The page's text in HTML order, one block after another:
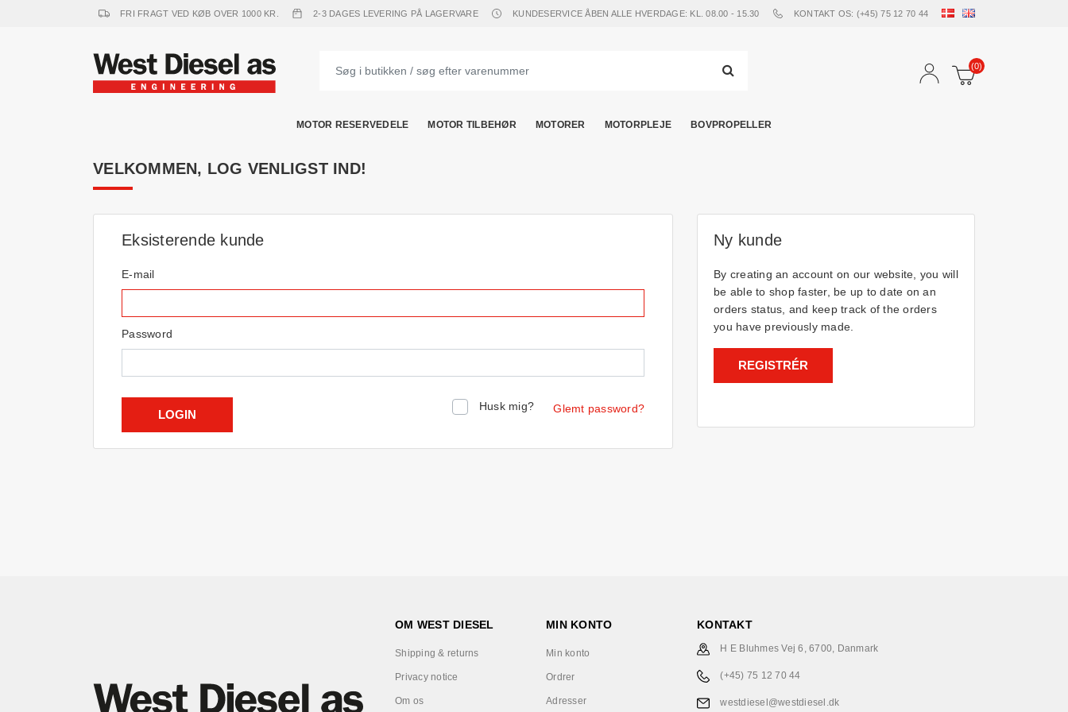
FRI FRAGT VED KØB OVER 1000 KR. 2-3 DAGES LEVERING PÅ LAGERVARE KUNDESERVICE ÅBEN ALLE HVERDAGE: KL. 08.00 - 15.30 KONTAKT OS: (+45) 75 12 70 44
(0)
MOTOR RESERVEDELE MOTOR TILBEHØR MOTORER MOTORPLEJE BOVPROPELLER
VELKOMMEN, LOG VENLIGST IND!
Eksisterende kunde
E-mail
Password
Husk mig? Glemt password?
Ny kunde
By creating an account on our website, you will
be able to shop faster, be up to date on an
orders status, and keep track of the orders
you have previously made.
REGISTRÉR
OM WEST DIESEL
Shipping & returns
Privacy notice
Om os
MIN KONTO
Min konto
Ordrer
Adresser
KONTAKT
H E Bluhmes Vej 6, 6700, Danmark
(+45) 75 12 70 44
westdiesel@westdiesel.dk